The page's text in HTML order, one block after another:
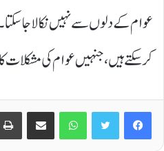
عوام کے دلوں سے نہیں نکالا جا
کر سکتے ہیں، جنہیں عوام کی
Facebook
Twitter
WhatsApp
Share via Email